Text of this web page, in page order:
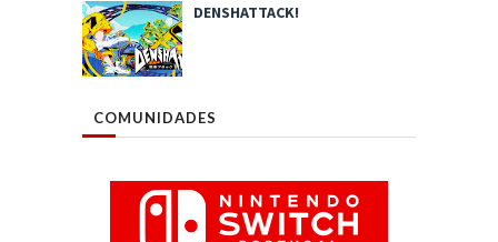
DENSHATTACK!
COMUNIDADES